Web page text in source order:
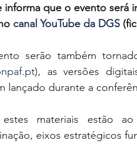
informa que o evento será
canal YouTube da DGS
serão também
), as versões
lançado durante a
estes materiais estão
eixos estratégicos